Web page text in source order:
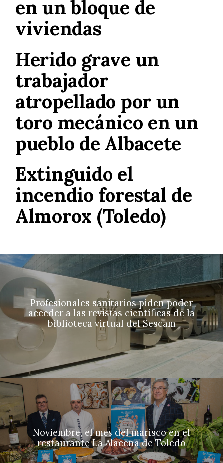
en un bloque de
viviendas
Herido grave un
trabajador
atropellado por un
toro mecánico en un
pueblo de Albacete
Extinguido el
incendio forestal de
Almorox (Toledo)
Profesionales sanitarios piden poder
acceder a las revistas científicas de la
biblioteca virtual del Sescam
Noviembre, el mes del marisco en el
restaurante La Alacena de Toledo